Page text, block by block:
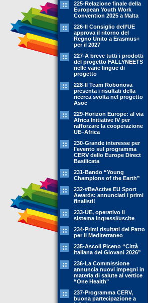
225-Relazione finale della
European Youth Work
Convention 2025 a Malta
226-Il Consiglio dell’UE
approva il ritorno del
Regno Unito a Erasmus+
per il 2027
227-A breve tutti i prodotti
del progetto FALLYNEETS
nelle varie lingue di
progetto
228-Il Team Robonova
presenta i risultati della
ricerca svolta nel progetto
Asoc
229-Horizon Europe: al via
Africa Initiative IV per
rafforzare la cooperazione
UE–Africa
230-Grande interesse per
l’evento sul programma
CERV dello Europe Direct
Basilicata
231-Bando “Young
Champions of the Earth”
232-#BeActive EU Sport
Awards: annunciati i primi
finalisti!
233-UE, operativo il
sistema ingressi/uscite
234-Primi risultati del Patto
per il Mediterraneo
235-Ascoli Piceno “Città
italiana dei Giovani 2026”
236-La Commissione
annuncia nuovi impegni in
materia di salute al vertice
“One Health"
237-Programma CERV,
buona partecipazione a